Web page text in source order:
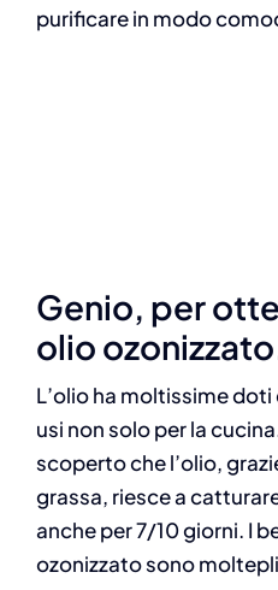
purificare in modo
Genio, per
olio
L’olio ha moltissime
usi non solo per la
scoperto che l’olio,
grassa, riesce a
anche per 7/10 giorni. I
ozonizzato sono